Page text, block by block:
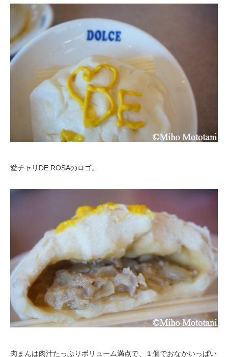
愛チャリDE ROSAのロゴ。
肉まんは肉汁たっぷりボリューム満点で、１個でおなかいっぱい